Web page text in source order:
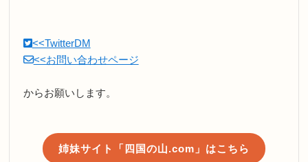
<<TwitterDM
<<お問い合わせページ
からお願いします。
姉妹サイト「四国の山.com」はこちら